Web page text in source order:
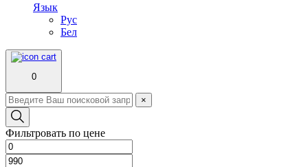
Язык
Рус
Бел
0
×
Фильтровать по цене